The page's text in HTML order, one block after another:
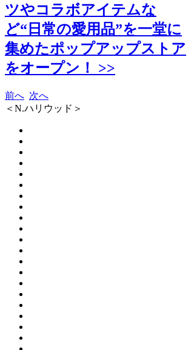
ツやコラボアイテムな
ど“日常の愛用品”を一堂に
集めたポップアップストア
をオープン！ >>
前へ 次へ
＜N.ハリウッド＞